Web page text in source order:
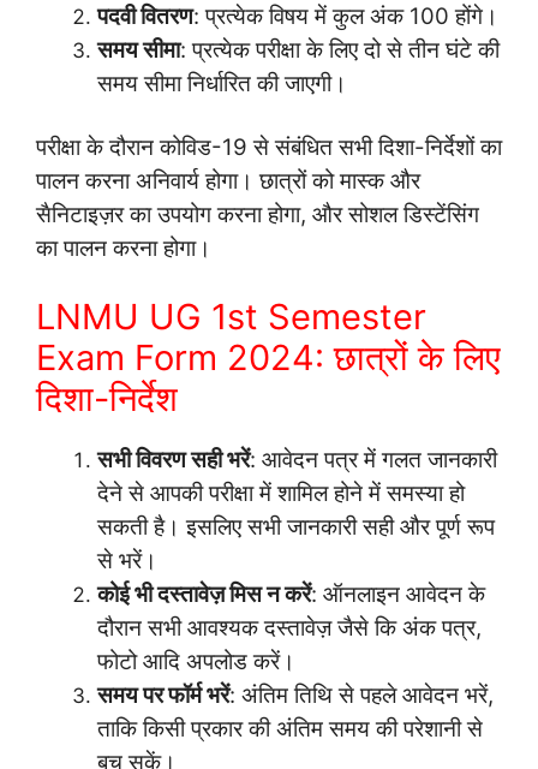
पदवी वितरण: प्रत्येक विषय में कुल अंक 100 होंगे।
समय सीमा: प्रत्येक परीक्षा के लिए दो से तीन घंटे की
समय सीमा निर्धारित की जाएगी।
परीक्षा के दौरान कोविड-19 से संबंधित सभी दिशा-निर्देशों का
पालन करना अनिवार्य होगा। छात्रों को मास्क और
सैनिटाइज़र का उपयोग करना होगा, और सोशल डिस्टेंसिंग
का पालन करना होगा।
LNMU UG 1st Semester
Exam Form 2024: छात्रों के लिए
दिशा-निर्देश
सभी विवरण सही भरें: आवेदन पत्र में गलत जानकारी
देने से आपकी परीक्षा में शामिल होने में समस्या हो
सकती है। इसलिए सभी जानकारी सही और पूर्ण रूप
से भरें।
कोई भी दस्तावेज़ मिस न करें: ऑनलाइन आवेदन के
दौरान सभी आवश्यक दस्तावेज़ जैसे कि अंक पत्र,
फोटो आदि अपलोड करें।
समय पर फॉर्म भरें: अंतिम तिथि से पहले आवेदन भरें,
ताकि किसी प्रकार की अंतिम समय की परेशानी से
बच सकें।